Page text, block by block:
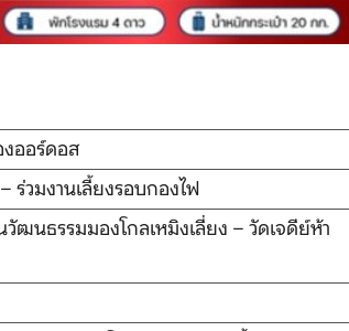
ออร์ดอส
ร่วมงานเลี้ยงรอบกองไฟ
ฒนธรรมมองโกลเหมิงเลี่ยง – วัดเจดีย์ห้า